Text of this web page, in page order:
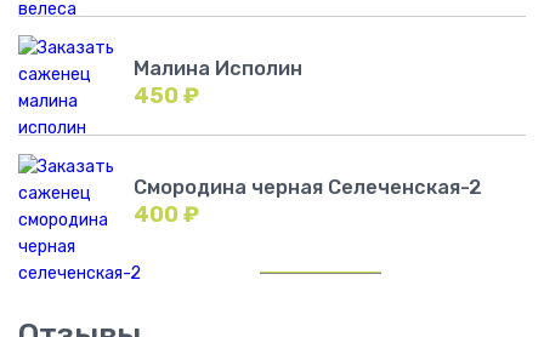
Малина Исполин
450₽
Смородина черная Селеченская-2
400₽